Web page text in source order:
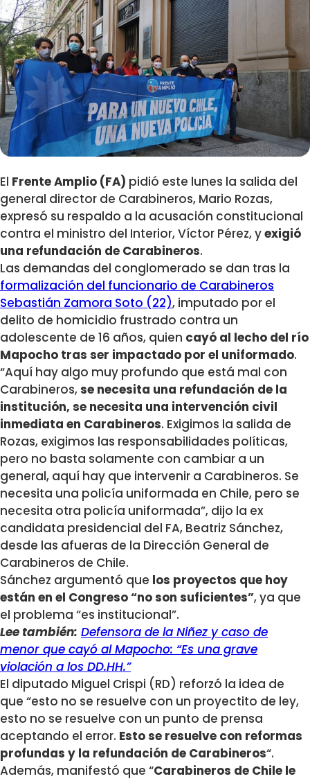
El Frente Amplio (FA) pidió este lunes la salida del
general director de Carabineros, Mario Rozas,
expresó su respaldo a la acusación constitucional
contra el ministro del Interior, Víctor Pérez, yexigió
una refundación de Carabineros.
Las demandas del conglomerado se dan tras la
formalización del funcionario de Carabineros
Sebastián Zamora Soto (22), imputado por el
delito de homicidio frustrado contra un
adolescente de 16 años, quien cayó al lecho del río
Mapocho tras ser impactado por el uniformado.
“Aquí hay algo muy profundo que está mal con
Carabineros,se necesita una refundación de la
institución, se necesita una intervención civil
inmediata en Carabineros. Exigimos la salida de
Rozas, exigimos las responsabilidades políticas,
pero no basta solamente con cambiar a un
general, aquí hay que intervenir a Carabineros. Se
necesita una policía uniformada en Chile, pero se
necesita otra policía uniformada”, dijo la ex
candidata presidencial del FA, Beatriz Sánchez,
desde las afueras de la Dirección General de
Carabineros de Chile.
Sánchez argumentó que los proyectos que hoy
están en el Congreso “no son suficientes”, ya que
el problema “es institucional”.
Lee también: Defensora de la Niñez y caso de
menor que cayó al Mapocho: “Es una grave
violación a los DD.HH.”
El diputado Miguel Crispi (RD) reforzó la idea de
que “esto no se resuelve con un proyectito de ley,
esto no se resuelve con un punto de prensa
aceptando el error. Esto se resuelve con reformas
profundas y la refundación de Carabineros“.
Además, manifestó que “Carabineros de Chile le